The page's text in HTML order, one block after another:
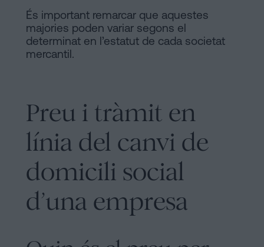
És important remarcar que aquestes
majories poden variar segons el
determinat en l’estatut de cada societat
mercantil.
Preu i tràmit en
línia del canvi de
domicili social
d’una empresa